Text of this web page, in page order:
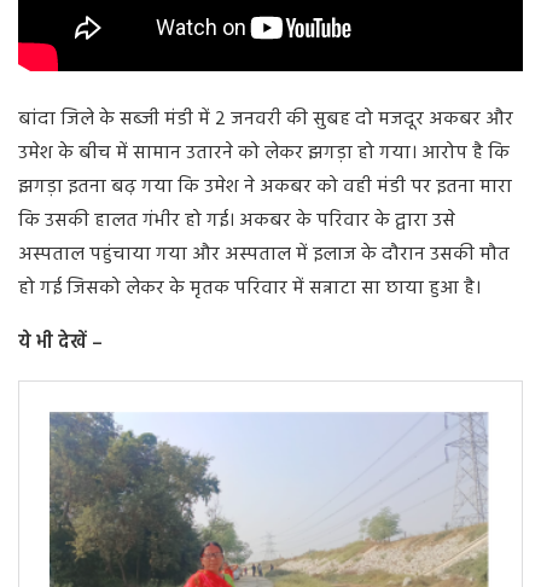
बांदा जिले के सब्जी मंडी में 2 जनवरी की सुबह दो मजदूर अकबर और
उमेश के बीच में सामान उतारने को लेकर झगड़ा हो गया। आरोप है कि
झगड़ा इतना बढ़ गया कि उमेश ने अकबर को वही मंडी पर इतना मारा
कि उसकी हालत गंभीर हो गई। अकबर के परिवार के द्वारा उसे
अस्पताल पहुंचाया गया और अस्पताल में इलाज के दौरान उसकी मौत
हो गई जिसको लेकर के मृतक परिवार में सन्नाटा सा छाया हुआ है।
ये भी देखें –